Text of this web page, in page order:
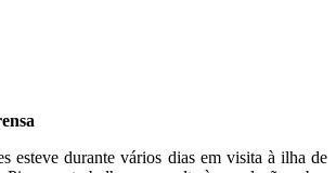
esteve durante vários dias em visita à ilha de